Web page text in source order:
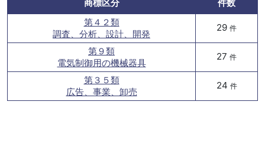
商標区分
件数
第４２類
調査、分析、設計、開発
29 件
第９類
電気制御用の機械器具
27 件
第３５類
広告、事業、卸売
24 件